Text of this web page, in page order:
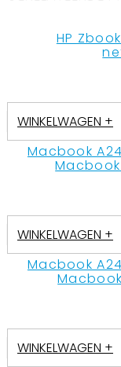
HP
WINKELWAGEN +
Macbook
Macbook
WINKELWAGEN +
Macbook
WINKELWAGEN +